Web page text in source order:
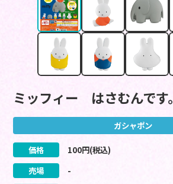
ミッフィー はさむんです。
ガシャポン
価格 100円(税込)
売場
-